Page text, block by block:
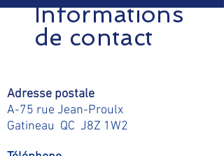
Informations
de contact
Adresse postale
A-75 rue Jean-Proulx
Gatineau QC J8Z 1W2